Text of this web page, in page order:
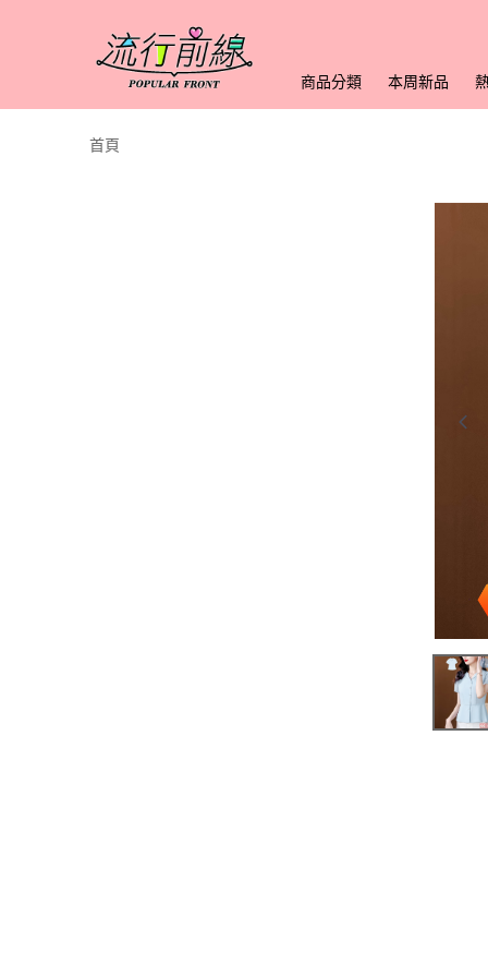
商品分類 本周新品
首頁